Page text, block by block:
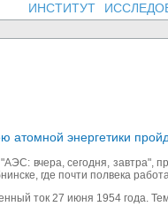
ИНСТИТУТ
энергетики
вчера, сегодня, завтра",
где почти полвека
ток 27 июня 1954 года.